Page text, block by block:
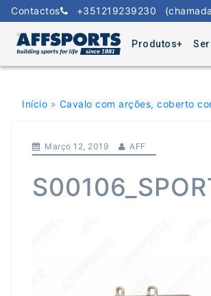
Skip
Contactos +351219239230
Produtos
Início » Cavalo com arções, coberto
Março 12, 2019 AFF